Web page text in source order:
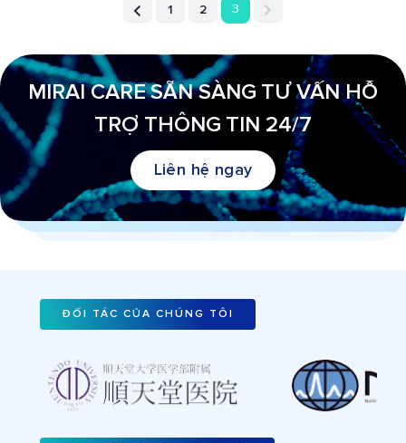
1 2 3
MIRAI CARE SẴN SÀNG TƯ VẤN HỖ
TRỢ THÔNG TIN 24/7
Liên hệ ngay
ĐỐI TÁC CỦA CHÚNG TÔI